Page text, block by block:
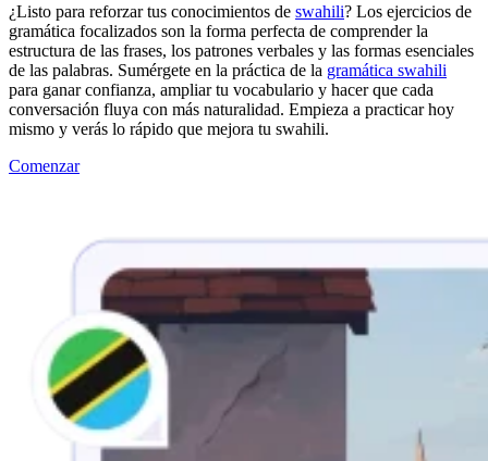
¿Listo para reforzar tus conocimientos de swahili? Los ejercicios de
gramática focalizados son la forma perfecta de comprender la
estructura de las frases, los patrones verbales y las formas esenciales
de las palabras. Sumérgete en la práctica de la gramática swahili
para ganar confianza, ampliar tu vocabulario y hacer que cada
conversación fluya con más naturalidad. Empieza a practicar hoy
mismo y verás lo rápido que mejora tu swahili.
Comenzar